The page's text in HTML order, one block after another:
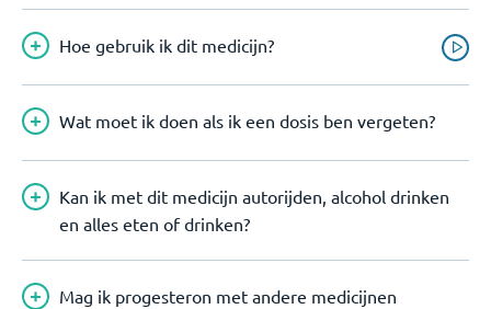
Hoe gebruik ik dit medicijn?
Wat moet ik doen als ik een dosis ben vergeten?
Kan ik met dit medicijn autorijden, alcohol drinken
en alles eten of drinken?
Mag ik progesteron met andere medicijnen